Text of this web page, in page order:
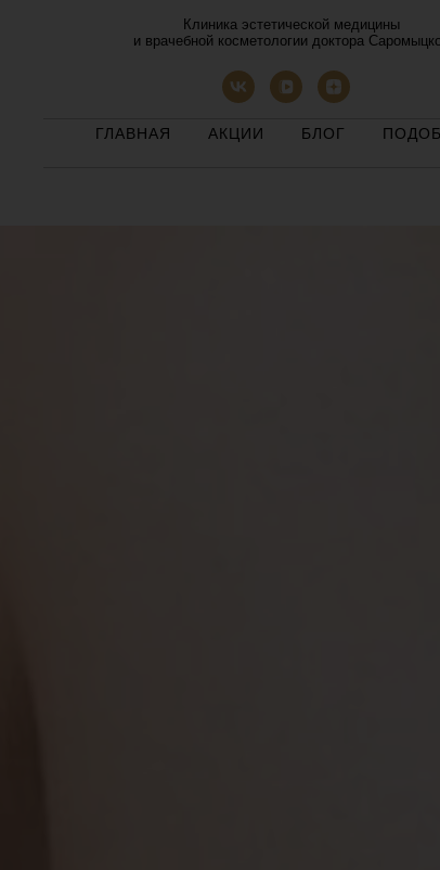
Клиника эстетической медицины
и врачебной косметологии доктора
ГЛАВНАЯ АКЦИИ БЛОГ